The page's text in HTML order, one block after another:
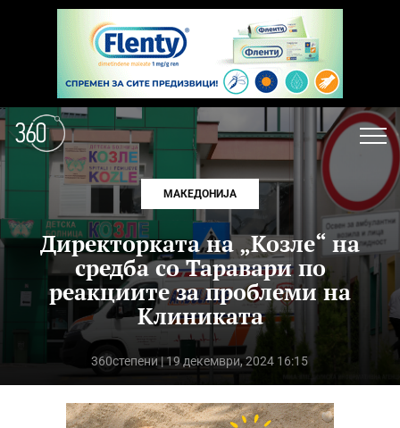
МАКЕДОНИЈА
Директорката на „Козле“ на
средба со Таравари по
реакциите за проблеми на
Клиниката
360степени| 19 декември, 2024 16:15